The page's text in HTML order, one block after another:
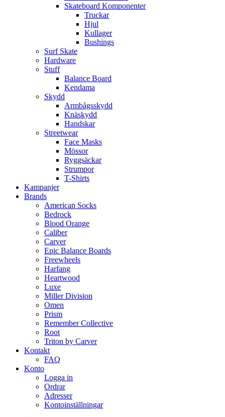
Skateboard Komponenter
Truckar
Hjul
Kullager
Bushings
Surf Skate
Hardware
Stuff
Balance Board
Kendama
Skydd
Armbågsskydd
Knäskydd
Handskar
Streetwear
Face Masks
Mössor
Ryggsäckar
Strumpor
T-Shirts
Kampanjer
Brands
American Socks
Bedrock
Blood Orange
Caliber
Carver
Epic Balance Boards
Freewheels
Harfang
Heartwood
Luxe
Miller Division
Omen
Prism
Remember Collective
Root
Triton by Carver
Kontakt
FAQ
Konto
Logga in
Ordrar
Adresser
Kontoinställningar